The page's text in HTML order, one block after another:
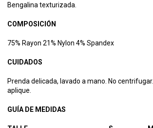
Bengalina texturizada.
COMPOSICIÓN
75% Rayon 21% Nylon 4% Spandex
CUIDADOS
Prenda delicada, lavado a mano. No
aplique.
GUÍA DE MEDIDAS